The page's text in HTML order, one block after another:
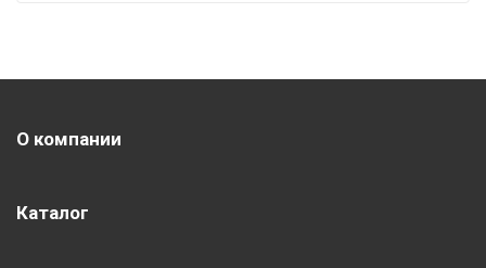
О компании
Каталог